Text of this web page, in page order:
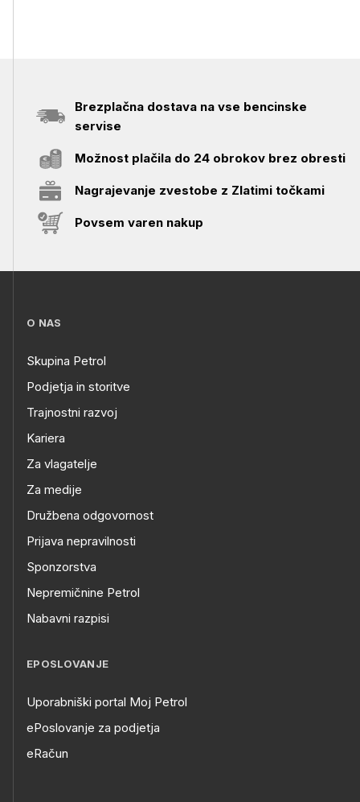
Brezplačna dostava na vse bencinske
servise
Možnost plačila do 24 obrokov brez obresti
Nagrajevanje zvestobe z Zlatimi točkami
Povsem varen nakup
O NAS
Skupina Petrol
Podjetja in storitve
Trajnostni razvoj
Kariera
Za vlagatelje
Za medije
Družbena odgovornost
Prijava nepravilnosti
Sponzorstva
Nepremičnine Petrol
Nabavni razpisi
EPOSLOVANJE
Uporabniški portal Moj Petrol
ePoslovanje za podjetja
eRačun